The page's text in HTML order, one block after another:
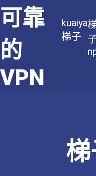
可靠
的
VPN
kuaiya
梯子